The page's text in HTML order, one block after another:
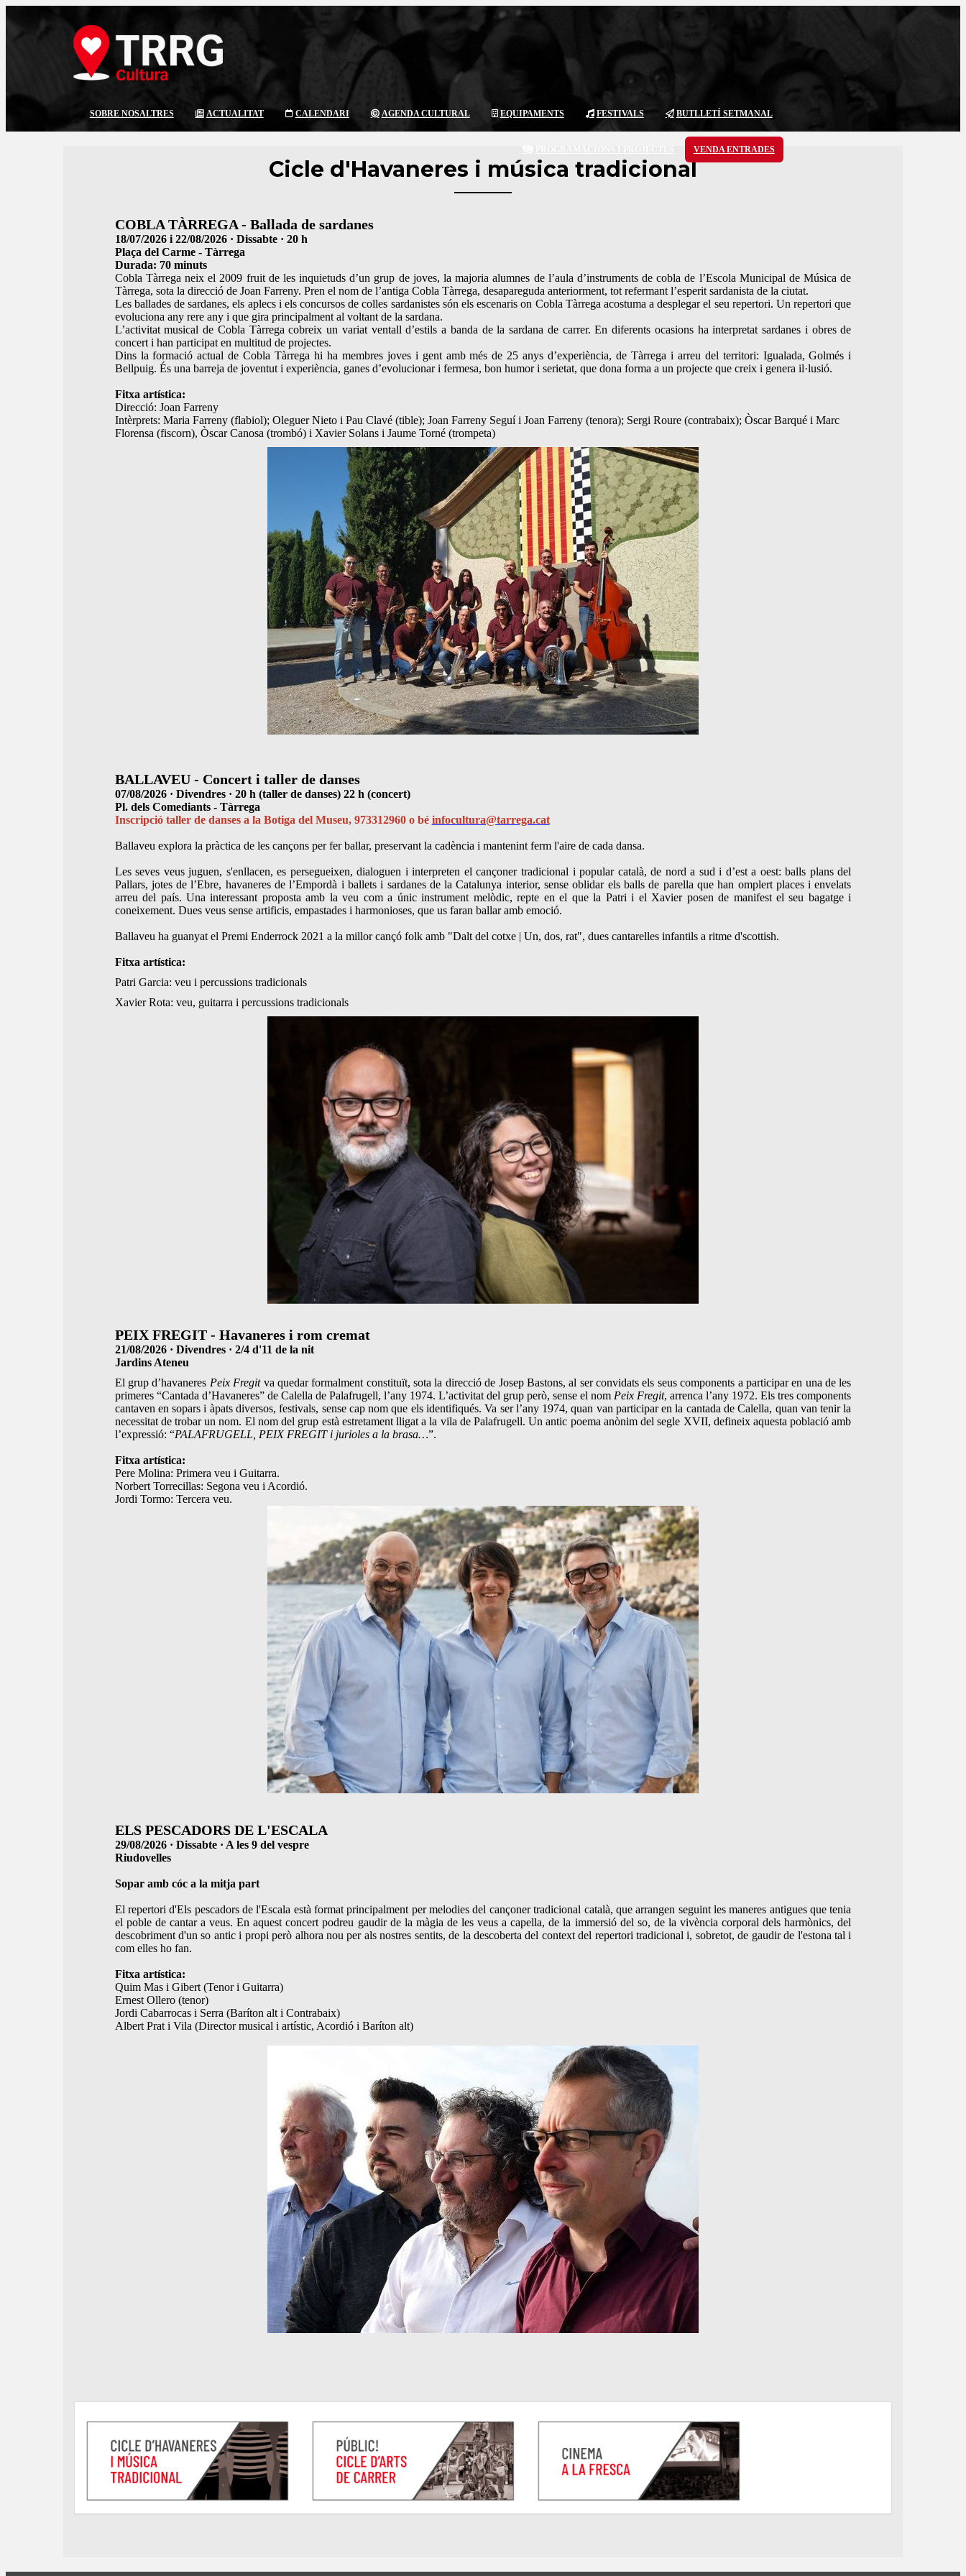
SOBRE NOSALTRES ACTUALITAT CALENDARI AGENDA CULTURAL EQUIPAMENTS FESTIVALS BUTLLETÍ SETMANAL
VENDA ENTRADES
Cicle d'Havaneres i música tradicional
COBLA TÀRREGA - Ballada de sardanes
18/07/2026 i 22/08/2026 · Dissabte · 20 h
Plaça del Carme - Tàrrega
Durada: 70 minuts
Cobla Tàrrega neix el 2009 fruit de les inquietuds d’un grup de joves, la majoria alumnes de l’aula d’instruments de cobla de l’Escola Municipal de Música de
Tàrrega, sota la direcció de Joan Farreny. Pren el nom de l’antiga Cobla Tàrrega, desapareguda anteriorment, tot refermant l’esperit sardanista de la ciutat.
Les ballades de sardanes, els aplecs i els concursos de colles sardanistes són els escenaris on Cobla Tàrrega acostuma a desplegar el seu repertori. Un repertori que
evoluciona any rere any i que gira principalment al voltant de la sardana.
L’activitat musical de Cobla Tàrrega cobreix un variat ventall d’estils a banda de la sardana de carrer. En diferents ocasions ha interpretat sardanes i obres de
concert i han participat en multitud de projectes.
Dins la formació actual de Cobla Tàrrega hi ha membres joves i gent amb més de 25 anys d’experiència, de Tàrrega i arreu del territori: Igualada, Golmés i
Bellpuig. És una barreja de joventut i experiència, ganes d’evolucionar i fermesa, bon humor i serietat, que dona forma a un projecte que creix i genera il·lusió.
Fitxa artística:
Direcció: Joan Farreny
Intèrprets: Maria Farreny (flabiol); Oleguer Nieto i Pau Clavé (tible); Joan Farreny Seguí i Joan Farreny (tenora); Sergi Roure (contrabaix); Òscar Barqué i Marc
Florensa (fiscorn), Òscar Canosa (trombó) i Xavier Solans i Jaume Torné (trompeta)
BALLAVEU - Concert i taller de danses
07/08/2026 · Divendres · 20 h (taller de danses) 22 h (concert)
Pl. dels Comediants - Tàrrega
Inscripció taller de danses a la Botiga del Museu, 973312960 o bé infocultura@tarrega.cat
Ballaveu explora la pràctica de les cançons per fer ballar, preservant la cadència i mantenint ferm l'aire de cada dansa.
Les seves veus juguen, s'enllacen, es persegueixen, dialoguen i interpreten el cançoner tradicional i popular català, de nord a sud i d’est a oest: balls plans del
Pallars, jotes de l’Ebre, havaneres de l’Empordà i ballets i sardanes de la Catalunya interior, sense oblidar els balls de parella que han omplert places i envelats
arreu del país. Una interessant proposta amb la veu com a únic instrument melòdic, repte en el que la Patri i el Xavier posen de manifest el seu bagatge i
coneixement. Dues veus sense artificis, empastades i harmonioses, que us faran ballar amb emoció.
Ballaveu ha guanyat el Premi Enderrock 2021 a la millor cançó folk amb "Dalt del cotxe | Un, dos, rat", dues cantarelles infantils a ritme d'scottish.
Fitxa artística:
Patri Garcia: veu i percussions tradicionals
Xavier Rota: veu, guitarra i percussions tradicionals
PEIX FREGIT - Havaneres i rom cremat
21/08/2026 · Divendres · 2/4 d'11 de la nit
Jardins Ateneu
El grup d’havaneres Peix Fregitva quedar formalment constituït, sota la direcció de Josep Bastons, al ser convidats els seus components a participar en una de les
primeres “Cantada d’Havaneres” de Calella de Palafrugell, l’any 1974. L’activitat del grup però, sense el nom Peix Fregit, arrenca l’any 1972. Els tres components
cantaven en sopars i àpats diversos, festivals, sense cap nom que els identifiqués. Va ser l’any 1974, quan van participar en la cantada de Calella, quan van tenir la
necessitat de trobar un nom. El nom del grup està estretament lligat a la vila de Palafrugell. Un antic poema anònim del segle XVII, defineix aquesta població amb
l’expressió: “PALAFRUGELL, PEIX FREGIT i jurioles a la brasa…”.
Fitxa artística:
Pere Molina: Primera veu i Guitarra.
Norbert Torrecillas: Segona veu i Acordió.
Jordi Tormo: Tercera veu.
ELS PESCADORS DE L'ESCALA
29/08/2026 · Dissabte · A les 9 del vespre
Riudovelles
Sopar amb cóc a la mitja part
El repertori d'Els pescadors de l'Escala està format principalment per melodies del cançoner tradicional català, que arrangen seguint les maneres antigues que tenia
el poble de cantar a veus. En aquest concert podreu gaudir de la màgia de les veus a capella, de la immersió del so, de la vivència corporal dels harmònics, del
descobriment d'un so antic i propi però alhora nou per als nostres sentits, de la descoberta del context del repertori tradicional i, sobretot, de gaudir de l'estona tal i
com elles ho fan.
Fitxa artística:
Quim Mas i Gibert (Tenor i Guitarra)
Ernest Ollero (tenor)
Jordi Cabarrocas i Serra (Baríton alt i Contrabaix)
Albert Prat i Vila (Director musical i artístic, Acordió i Baríton alt)